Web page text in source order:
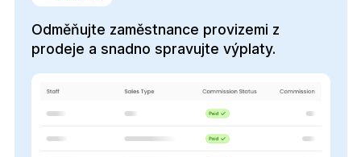
Odměňujte zaměstnance provizemi z
prodeje a snadno spravujte výplaty.